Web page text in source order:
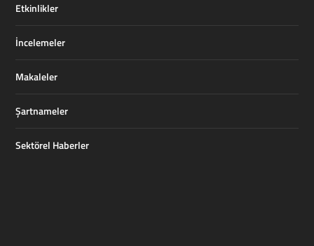
Etkinlikler
İncelemeler
Makaleler
Şartnameler
Sektörel Haberler